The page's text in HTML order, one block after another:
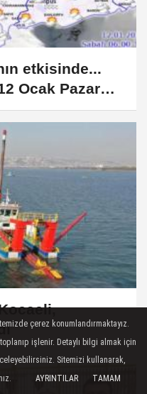
etkisinde...
Ocak Pazar
çerez konumlandırmaktayız.
işlenir. Detaylı bilgi almak için
Sitemizi kullanarak,
AYRINTILAR TAMAM